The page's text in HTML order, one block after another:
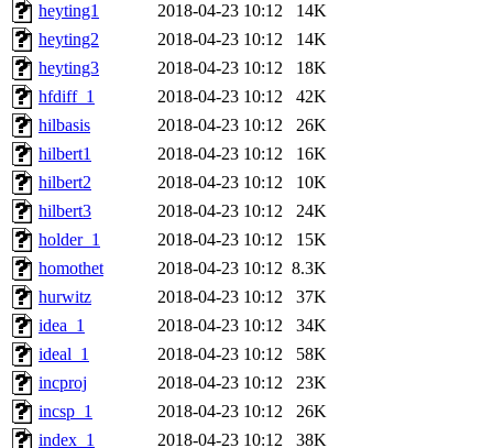
heyting1 2018-04-23 10:12
14K
heyting2
2018-04-23 10:12
14K
heyting3
2018-04-23 10:12
18K
hfdiff_1
2018-04-23 10:12
42K
hilbasis
2018-04-23 10:12
26K
hilbert1
2018-04-23 10:12
16K
hilbert2
2018-04-23 10:12
10K
hilbert3
2018-04-23 10:12
24K
holder_1
2018-04-23 10:12
15K
homothet
2018-04-23 10:12 8.3K
hurwitz
2018-04-23 10:12
37K
idea_1
2018-04-23 10:12
34K
ideal_1
2018-04-23 10:12
58K
incproj
2018-04-23 10:12
23K
incsp_1
2018-04-23 10:12
26K
index_1
2018-04-23 10:12
38K